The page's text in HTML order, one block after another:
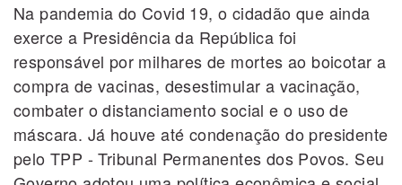
Na pandemia do Covid 19, o cidadão que ainda
exerce a Presidência da República foi
responsável por milhares de mortes ao boicotar a
compra de vacinas, desestimular a vacinação,
combater o distanciamento social e o uso de
máscara. Já houve até condenação do presidente
pelo TPP - Tribunal Permanentes dos Povos. Seu